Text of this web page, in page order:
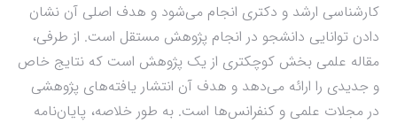
کارشناسی ارشد و دکتری انجام می‌شود و هدف اصلی آن نشان
دادن توانایی دانشجو در انجام پژوهش مستقل است. از طرفی،
مقاله علمی بخش کوچکتری از یک پژوهش است که نتایج خاص
و جدیدی را ارائه می‌دهد و هدف آن انتشار یافته‌های پژوهشی
در مجلات علمی و کنفرانس‌ها است. به طور خلاصه، پایان‌نامه